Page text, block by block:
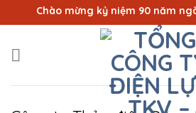
qua
dung
Chào mừng kỷ niệm 90 năm